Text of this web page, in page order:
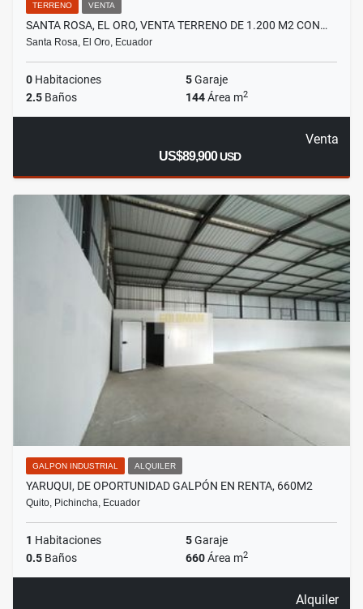
TERRENO VENTA
SANTA ROSA, EL ORO, VENTA TERRENO DE 1.200 M2 CON…
Santa Rosa, El Oro, Ecuador
0 Habitaciones 5Garaje
2.5 Baños 144Área m2
Venta
US$89,900USD
GALPON INDUSTRIAL ALQUILER
YARUQUI, DE OPORTUNIDAD GALPÓN EN RENTA, 660M2
Quito, Pichincha, Ecuador
1 Habitaciones 5Garaje
0.5 Baños 660Área m2
Alquiler